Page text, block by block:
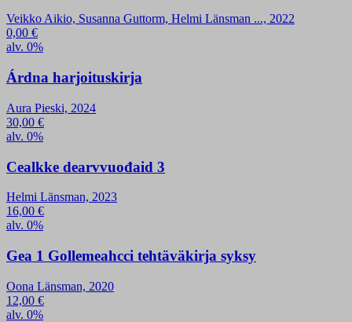
Veikko Aikio, Susanna Guttorm, Helmi Länsman ..., 2022
0,00 €
alv. 0%
Árdna harjoituskirja
Aura Pieski, 2024
30,00 €
alv. 0%
Cealkke dearvvuođaid 3
Helmi Länsman, 2023
16,00 €
alv. 0%
Gea 1 Gollemeahcci tehtäväkirja syksy
Oona Länsman, 2020
12,00 €
alv. 0%